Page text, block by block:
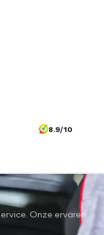
8.9/10
Onze ervaren